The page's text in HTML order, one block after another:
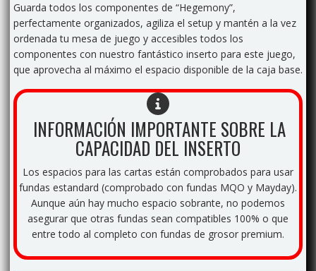
Guarda todos los componentes de “Hegemony”,
perfectamente organizados, agiliza el setup y mantén a la vez
ordenada tu mesa de juego y accesibles todos los
componentes con nuestro fantástico inserto para este juego,
que aprovecha al máximo el espacio disponible de la caja base.
INFORMACIÓN IMPORTANTE SOBRE LA
CAPACIDAD DEL INSERTO
Los espacios para las cartas están comprobados para usar
fundas estandard (comprobado con fundas MQO y Mayday).
Aunque aún hay mucho espacio sobrante, no podemos
asegurar que otras fundas sean compatibles 100% o que
entre todo al completo con fundas de grosor premium.